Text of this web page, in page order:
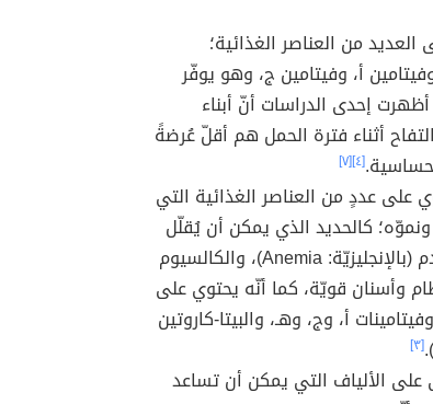
من العناصر الغذائية؛
أ، وفيتامين ج، وهو يوفّر
إحدى الدراسات أنّ أبناء
أثناء فترة الحمل هم أقلّ عُرضةً
[٤] [٧]
على عددٍ من العناصر الغذائية التي
كالحديد الذي يمكن أن يُقلّل
من خطر الإصابة بفقر الدم (بالإنجليزيّة: Anemia)، والكالسيوم
وأسنان قويّة، كما أنّه يحتوي على
أ، وج، وھـ، والبيتا-كاروتين
[٣]
على الألياف التي يمكن أن تساعد